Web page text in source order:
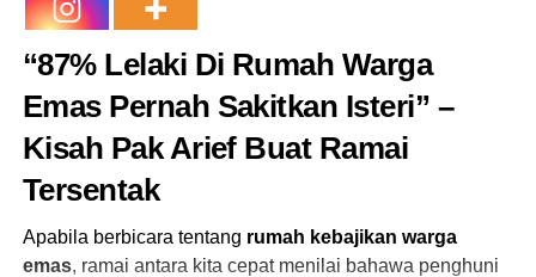
Bagi wanita tersebut, menjual sayur itulah satu-satunya
cara untuk menyara hidup. Jika lesen mahal itu
diwajibkan, dia bukan sahaja kehilangan perniagaan
kecilnya, malah kehilangan harapan.
“87% Lelaki Di Rumah Warga
Emas Pernah Sakitkan Isteri” –
Kisah Pak Arief Buat Ramai
Tersentak
Apabila berbicara tentang rumah kebajikan warga
emas, ramai antara kita cepat menilai bahawa penghuni